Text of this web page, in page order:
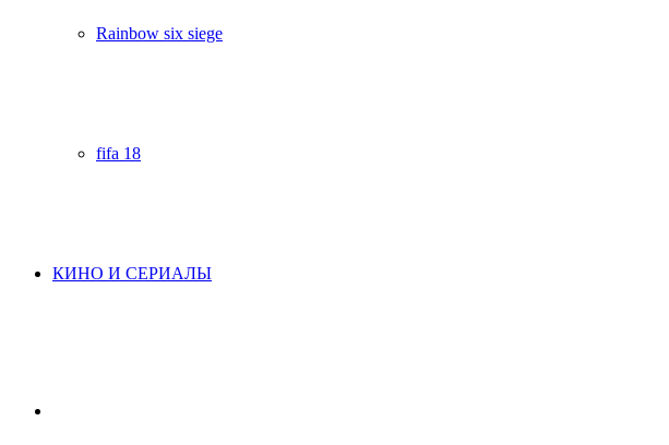
Rainbow six siege
fifa 18
КИНО И СЕРИАЛЫ